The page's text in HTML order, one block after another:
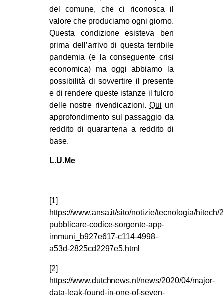
del comune, che ci riconosca il
valore che produciamo ogni giorno.
Questa condizione esisteva ben
prima dell’arrivo di questa terribile
pandemia (e la conseguente crisi
economica) ma oggi abbiamo la
possibilità di sovvertire il presente
e di rendere queste istanze il fulcro
delle nostre rivendicazioni. Qui un
approfondimento sul passaggio da
reddito di quarantena a reddito di
base.
L.U.Me
[1]
https://www.ansa.it/sito/notizie/tecnologia/hitech/
pubblicare-codice-sorgente-app-
immuni_b927e617-c114-4998-
a53d-2825cd2297e5.html
[2]
https://www.dutchnews.nl/news/2020/04/major-
data-leak-found-in-one-of-seven-